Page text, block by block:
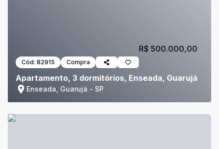
Cód: 82915 Compra
Apartamento, 3 dormitórios, Enseada, Guarujá
Enseada, Guarujá - SP
R$ 500.000,00